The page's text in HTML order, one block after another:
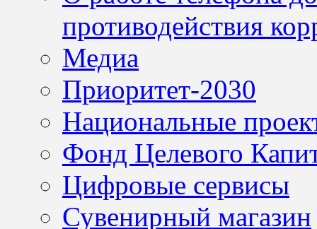
противодействия
Медиа
Приоритет-2030
Национальные
Фонд Целевого
Цифровые сервисы
Сувенирный магазин